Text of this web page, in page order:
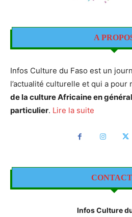
A
Infos Culture du Faso est un
l’actualité culturelle et qui a pour
de la culture Africaine en
particulier. Lire la suite
Infos Culture